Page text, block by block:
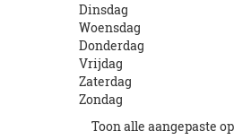
Dinsdag
Woensdag
Donderdag
Vrijdag
Zaterdag
Zondag
Toon alle aangepaste